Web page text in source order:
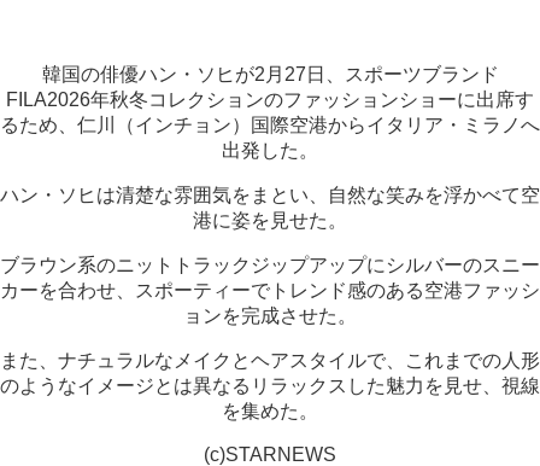
韓国の俳優ハン・ソヒが2月27日、スポーツブランド
FILA2026年秋冬コレクションのファッションショーに出席す
るため、仁川（インチョン）国際空港からイタリア・ミラノへ
出発した。
ハン・ソヒは清楚な雰囲気をまとい、自然な笑みを浮かべて空
港に姿を見せた。
ブラウン系のニットトラックジップアップにシルバーのスニー
カーを合わせ、スポーティーでトレンド感のある空港ファッシ
ョンを完成させた。
また、ナチュラルなメイクとヘアスタイルで、これまでの人形
のようなイメージとは異なるリラックスした魅力を見せ、視線
を集めた。
(c)STARNEWS